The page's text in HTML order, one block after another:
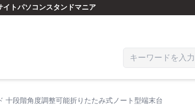
イトパソコンスタンドマニア
十段階角度調整可能折りたたみ式ノート型端末台